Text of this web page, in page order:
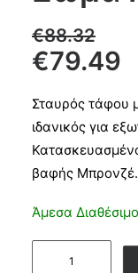
CART
€88.32
€79.49
Σταυρός τάφου
ιδανικός για
βαφής Μπρονζέ.
Άμεσα Διαθέσιμο